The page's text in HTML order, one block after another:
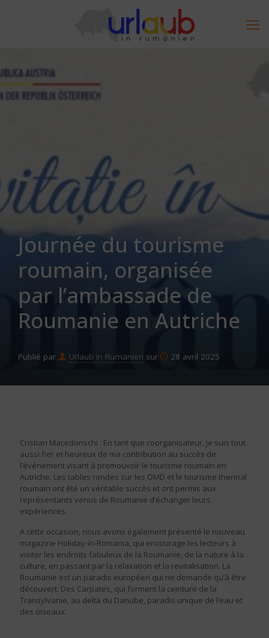
Journée du tourisme
roumain, organisée
par l’ambassade de
Roumanie en Autriche
Publié par Urlaub in Rumänien sur 28 avril 2025
Cristian Macedonschi : En tant que coorganisateur, je suis tout
aussi fier et heureux de ma contribution au succès de
l’événement visant à promouvoir le tourisme roumain en
Autriche. Les tables rondes sur les OMD et le tourisme thermal
roumain ont été un véritable succès et ont permis aux
représentants venus de Roumanie d’échanger leurs
expériences.
À cette occasion, nous avons également présenté le nouveau
magazine Holiday-in-Romania, qui encourage les lecteurs à
visiter les endroits fabuleux de la Roumanie, de la nature à la
culture, en passant par la relaxation et la revitalisation. La
Roumanie est un paradis européen qui ne demande qu’à être
découvert. Des Carpates, qui forment la ceinture de la
Transylvanie, au delta du Danube, paradis unique de l’eau et
des oiseaux.